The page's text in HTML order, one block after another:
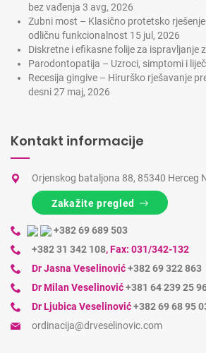
bez vađenja 3 avg, 2026
Zubni most – Klasično protetsko
odličnu funkcionalnost 15 jul, 2026
Diskretne i efikasne folije za ispravljanje
Parodontopatija – Uzroci, simptomi i
Recesija gingive – Hirurško rješavanje
desni27 maj, 2026
Kontakt informacije
Orjenskog bataljona 88, 85340 Herceg
Zakažite pregled
+382 69 689 503
+382 31 342 108,Fax: 031/342-132
Dr Jasna Veselinović+382 69 322 863
Dr Milan Veselinović+381 64 239 25
Dr Ljubica Veselinović+382 69 68 95
ordinacija@drveselinovic.com